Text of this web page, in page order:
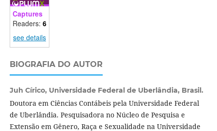
Captures
Readers: 6
see details
BIOGRAFIA DO AUTOR
Juh Círico, Universidade Federal de Uberlândia, Brasil.
Doutora em Ciências Contábeis pela Universidade Federal
de Uberlândia. Pesquisadora no Núcleo de Pesquisa e
Extensão em Gênero, Raça e Sexualidade na Universidade